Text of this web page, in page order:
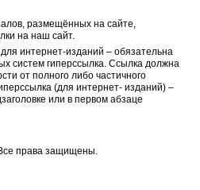
размещённых на сайте,
на наш сайт.
интернет-изданий – обязательна
систем гиперссылка. Ссылка должна
от полного либо частичного
(для интернет- изданий) –
или в первом абзаце
права защищены.